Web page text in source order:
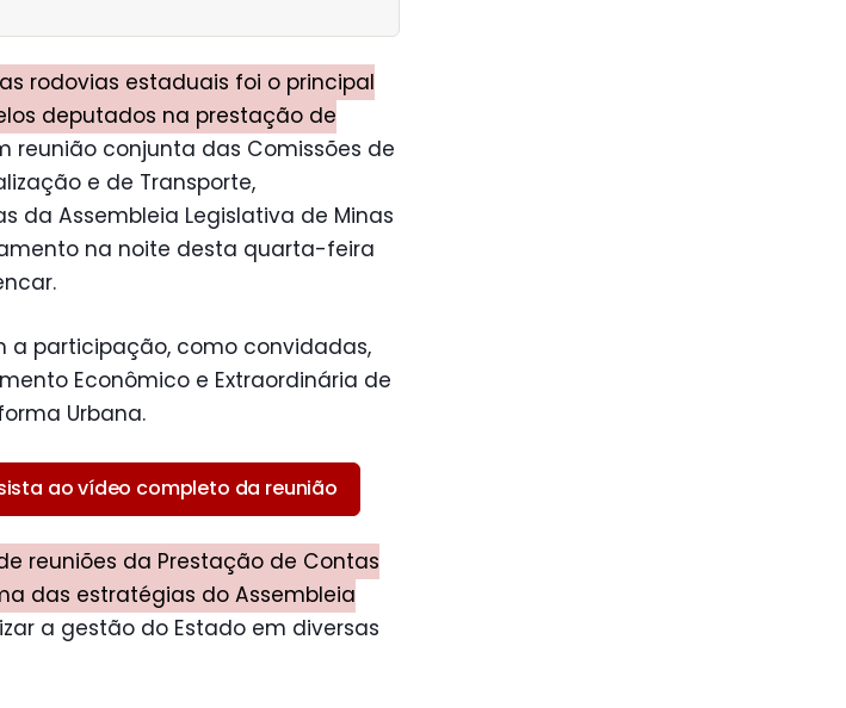
rodovias estaduais foi o principal
deputados na prestação de
reunião conjunta das Comissões de
e de Transporte,
da Assembleia Legislativa de Minas
na noite desta quarta-feira
participação, como convidadas,
Econômico e Extraordinária de
Urbana.
ao vídeo completo da reunião
reuniões da Prestação de Contas
das estratégias do Assembleia
a gestão do Estado em diversas